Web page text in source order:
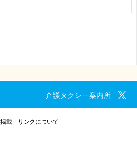
介護タクシー案内所
掲載・リンクについて